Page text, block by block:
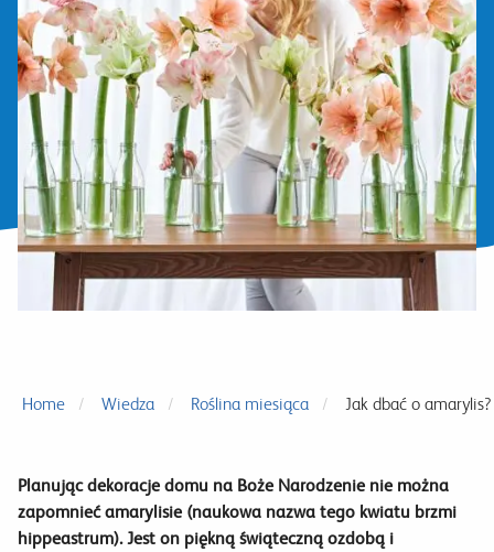
Home Wiedza Roślina miesiąca Jak dbać o amarylis?
Planując dekoracje domu na Boże Narodzenie nie można
zapomnieć amarylisie (naukowa nazwa tego kwiatu brzmi
hippeastrum). Jest on piękną świąteczną ozdobą i